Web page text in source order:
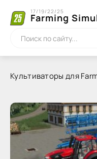
Farming
17/19/22/25
Культиваторы для